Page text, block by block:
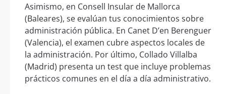
Asimismo, en Consell Insular de Mallorca
(Baleares), se evalúan tus conocimientos sobre
administración pública. En Canet D’en Berenguer
(Valencia), el examen cubre aspectos locales de
la administración. Por último, Collado Villalba
(Madrid) presenta un test que incluye problemas
prácticos comunes en el día a día administrativo.